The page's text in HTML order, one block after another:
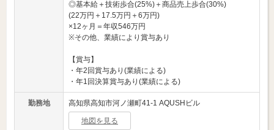
◎基本給＋技術歩合(25%)＋商品売上歩合(30%)
(22万円＋17.5万円＋6万円)
×12ヶ月＝年収546万円
※その他、業績により賞与あり
【賞与】
・年2回賞与あり(業績による)
・年1回決算賞与あり(業績による)
勤務地 高知県高知市河ノ瀬町41-1 AQUSHビル
地図を見る